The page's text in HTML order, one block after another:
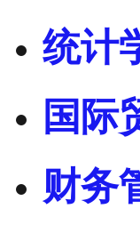
统计
国际
财务